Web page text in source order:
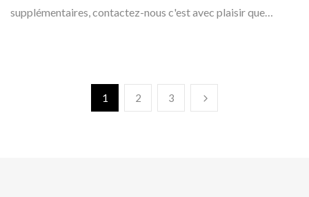
supplémentaires, contactez-nous c'est avec plaisir que…
1 2 3